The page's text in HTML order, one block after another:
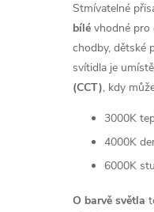
Stmívatelné
bílé vhodné pro
chodby, dětské
svítidla je
(CCT), kdy
3000K
4000K
6000K
O barvě světla